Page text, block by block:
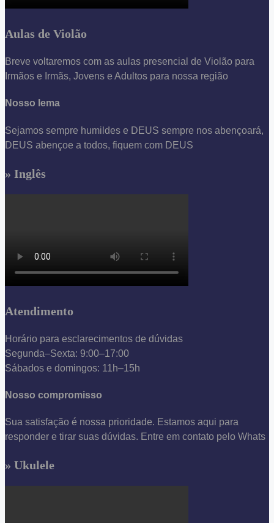
Aulas de Violão
Breve voltaremos com as aulas presencial de Violão para
Irmãos e Irmãs, Jovens e Adultos para nossa região
Nosso lema
Sejamos sempre humildes e DEUS sempre nos abençoará,
DEUS abençoe a todos, fiquem com DEUS
» Inglês
Atendimento
Horário para esclarecimentos de dúvidas
Segunda–Sexta: 9:00–17:00
Sábados e domingos: 11h–15h
Nosso compromisso
Sua satisfação é nossa prioridade. Estamos aqui para
responder e tirar suas dúvidas. Entre em contato pelo Whats
» Ukulele